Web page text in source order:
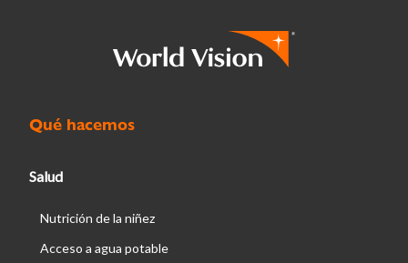
Qué hacemos
Salud
Nutrición de la niñez
Acceso a agua potable